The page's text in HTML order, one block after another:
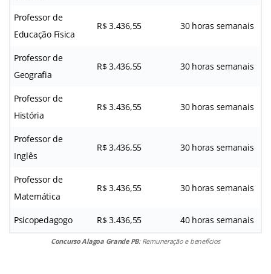
Professor de
Educação Física
R$ 3.436,55 30 horas semanais
Professor de
Geografia
R$ 3.436,55 30 horas semanais
Professor de
História
R$ 3.436,55 30 horas semanais
Professor de
Inglês
R$ 3.436,55 30 horas semanais
Professor de
Matemática
R$ 3.436,55 30 horas semanais
Psicopedagogo R$ 3.436,55 40 horas semanais
Concurso Alagoa Grande PB: Remuneração e benefícios